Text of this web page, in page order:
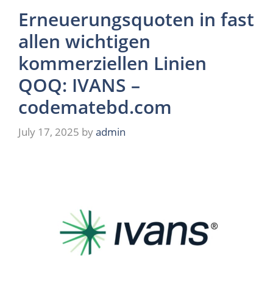
Erneuerungsquoten in fast
allen wichtigen
kommerziellen Linien
QOQ: IVANS –
codematebd.com
July 17, 2025 byadmin